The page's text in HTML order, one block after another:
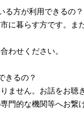
る方が利用できるの？
に暮らす方です。ま
わせください。
きるの？
ません。お話をお聴
門的な機関等へお繋